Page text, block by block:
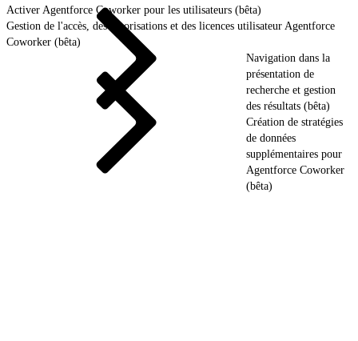
Activer Agentforce Coworker pour les utilisateurs (bêta)
Gestion de l'accès, des autorisations et des licences utilisateur Agentforce
Coworker (bêta)
Navigation dans la
présentation de
recherche et gestion
des résultats (bêta)
Création de stratégies
de données
supplémentaires pour
Agentforce Coworker
(bêta)